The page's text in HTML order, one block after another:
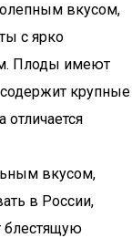
вкусом,
с ярко
Плоды имеют
крупные
отличается
вкусом,
в России,
блестящую